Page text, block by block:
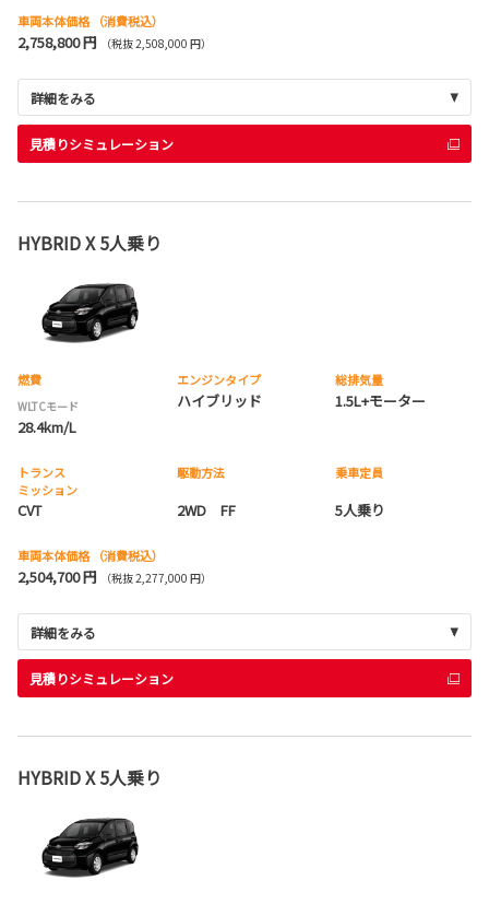
車両本体価格 （消費税込）
2,758,800 円 （税抜 2,508,000 円）
詳細をみる
見積りシミュレーション
HYBRID X 5人乗り
燃費
WLTCモード
28.4km/L
エンジンタイプ
ハイブリッド
総排気量
1.5L+モーター
トランス
ミッション
CVT
駆動方法
2WD FF
乗車定員
5人乗り
車両本体価格 （消費税込）
2,504,700 円 （税抜 2,277,000 円）
詳細をみる
見積りシミュレーション
HYBRID X 5人乗り